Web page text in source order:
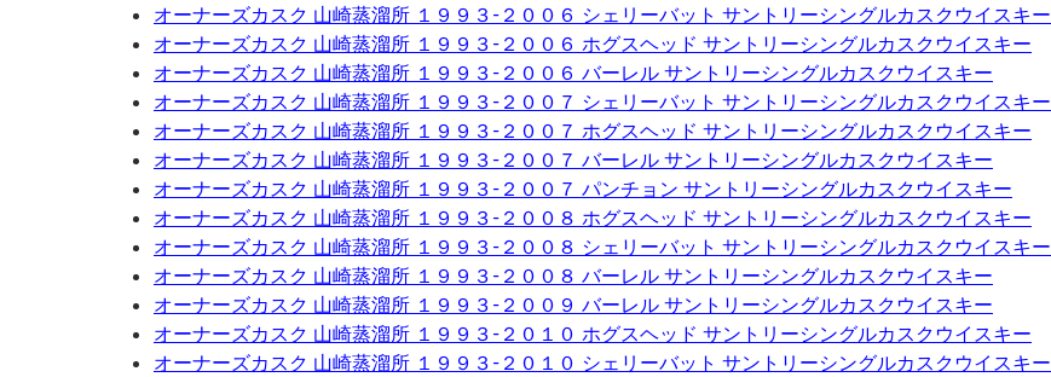
オーナーズカスク 山崎蒸溜所 １９９３-２００６ シェリーバット サントリーシングルカスクウイスキー
オーナーズカスク 山崎蒸溜所 １９９３-２００６ ホグスヘッド サントリーシングルカスクウイスキー
オーナーズカスク 山崎蒸溜所 １９９３-２００６ バーレル サントリーシングルカスクウイスキー
オーナーズカスク 山崎蒸溜所 １９９３-２００７ シェリーバット サントリーシングルカスクウイスキー
オーナーズカスク 山崎蒸溜所 １９９３-２００７ ホグスヘッド サントリーシングルカスクウイスキー
オーナーズカスク 山崎蒸溜所 １９９３-２００７ バーレル サントリーシングルカスクウイスキー
オーナーズカスク 山崎蒸溜所 １９９３-２００７ パンチョン サントリーシングルカスクウイスキー
オーナーズカスク 山崎蒸溜所 １９９３-２００８ ホグスヘッド サントリーシングルカスクウイスキー
オーナーズカスク 山崎蒸溜所 １９９３-２００８ シェリーバット サントリーシングルカスクウイスキー
オーナーズカスク 山崎蒸溜所 １９９３-２００８ バーレル サントリーシングルカスクウイスキー
オーナーズカスク 山崎蒸溜所 １９９３-２００９ バーレル サントリーシングルカスクウイスキー
オーナーズカスク 山崎蒸溜所 １９９３-２０１０ ホグスヘッド サントリーシングルカスクウイスキー
オーナーズカスク 山崎蒸溜所 １９９３-２０１０ シェリーバット サントリーシングルカスクウイスキー